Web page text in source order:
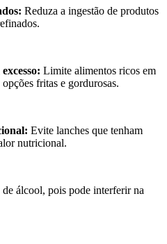
Reduza a ingestão de produtos
Limite alimentos ricos em
fritas e gordurosas.
Evite lanches que tenham
nutricional.
álcool, pois pode interferir na